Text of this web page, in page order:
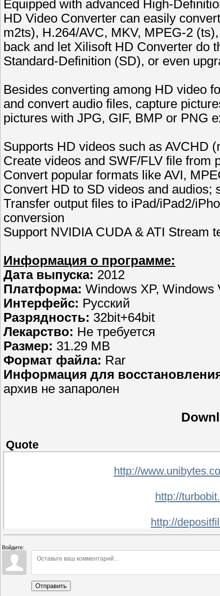
Equipped with advanced High-
HD Video Converter can easily
m2ts), H.264/AVC, MKV, MPEG-2
back and let Xilisoft HD Converter do
Standard-Definition (SD), or even
Besides converting among HD video
and convert audio files, capture
pictures with JPG, GIF, BMP or PNG
Supports HD videos such as AVCHD
Create videos and SWF/FLV file from
Convert popular formats like AVI,
Convert HD to SD videos and audios;
Transfer output files to iPad/iPad2/
conversion
Support NVIDIA CUDA & ATI Stream
Информация о программе:
Дата выпуска: 2012
Платформа: Windows XP, Windows
Интерфейс: Русский
Разрядность: 32bit+64bit
Лекарство: Не требуется
Размер: 31.29 MB
Формат файла: Rar
Информация для
архив не запаролен
Quote
http://
http://
http://
Войдите:
Отправить